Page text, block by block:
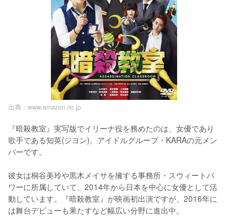
出典 : www.amazon.co.jp
『暗殺教室』実写版でイリーナ役を務めたのは、女優であり
歌手である知英(ジヨン)。アイドルグループ・KARAの元メン
バーです。
彼女は桐谷美玲や黒木メイサを擁する事務所・スウィートパ
ワーに所属していて、2014年から日本を中心に女優として活
動しています。『暗殺教室』が映画初出演ですが、2016年に
は舞台デビューも果たすなど幅広い分野に進出中。